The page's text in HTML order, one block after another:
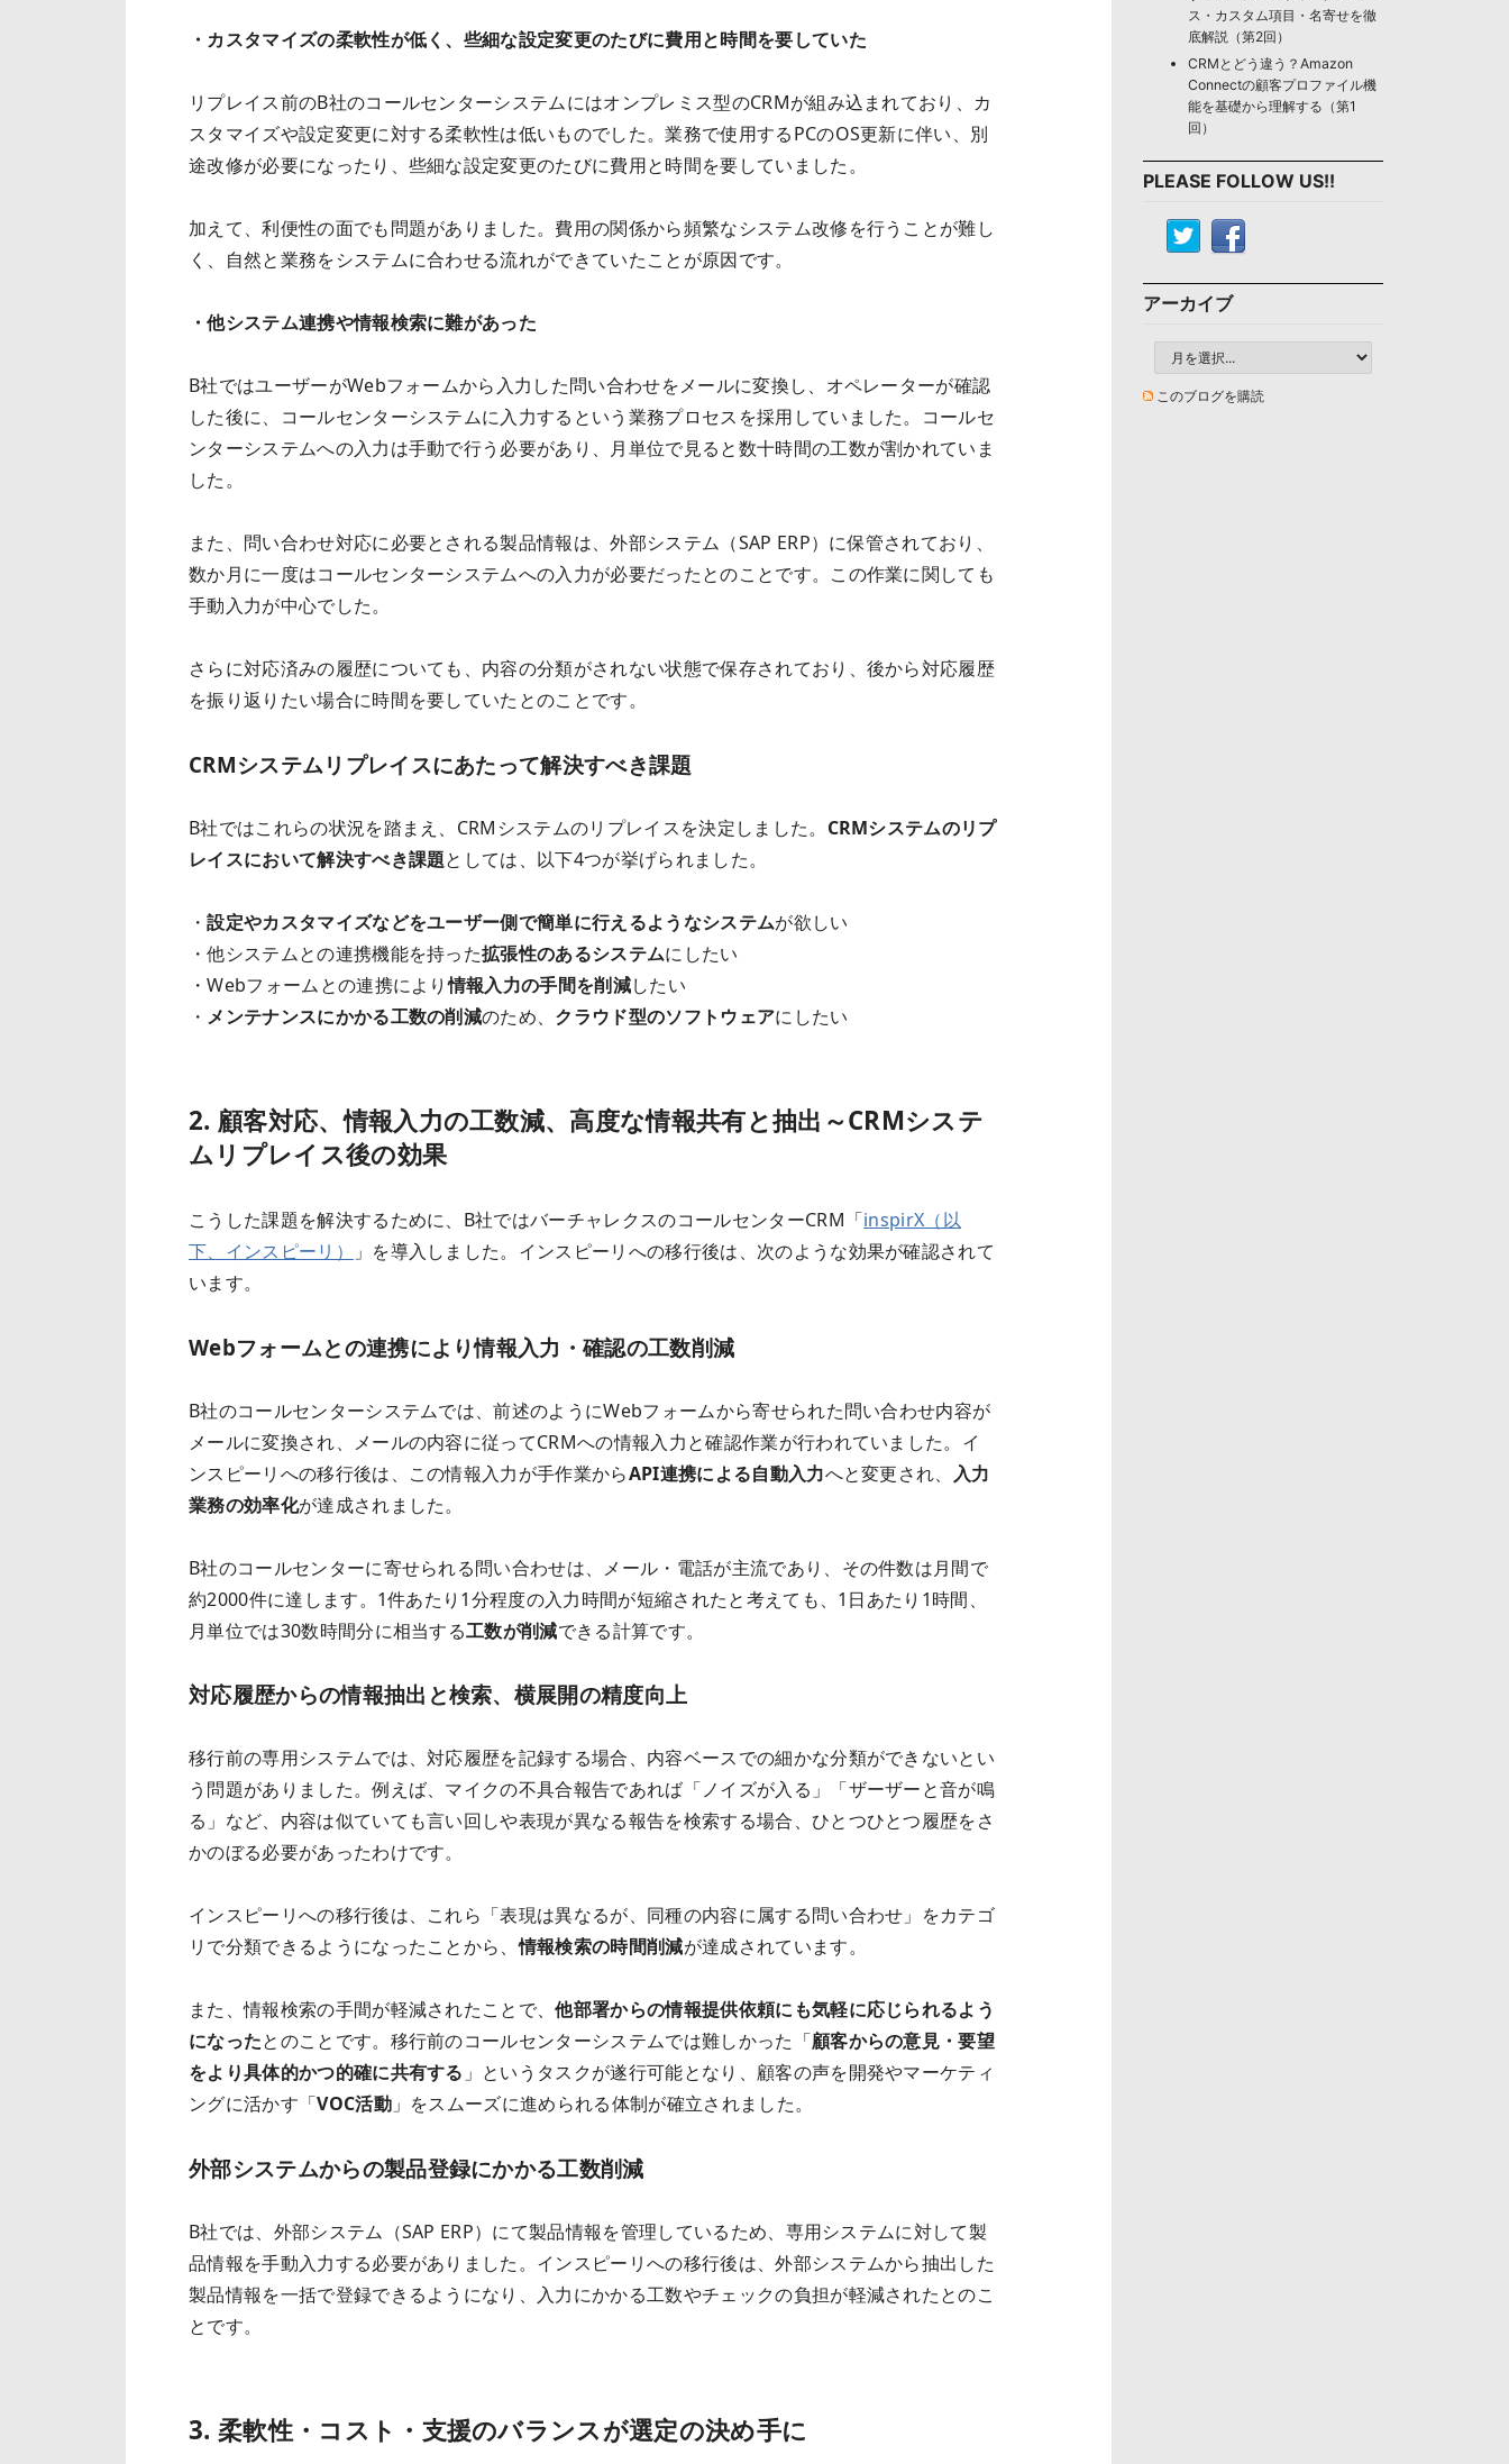
・カスタマイズの柔軟性が低く、些細な設定変更のたびに費用と時間を要していた
リプレイス前のB社のコールセンターシステムにはオンプレミス型のCRMが組み込まれており、カ
スタマイズや設定変更に対する柔軟性は低いものでした。業務で使用するPCのOS更新に伴い、別
途改修が必要になったり、些細な設定変更のたびに費用と時間を要していました。
加えて、利便性の面でも問題がありました。費用の関係から頻繁なシステム改修を行うことが難し
く、自然と業務をシステムに合わせる流れができていたことが原因です。
・他システム連携や情報検索に難があった
B社ではユーザーがWebフォームから入力した問い合わせをメールに変換し、オペレーターが確認
した後に、コールセンターシステムに入力するという業務プロセスを採用していました。コールセ
ンターシステムへの入力は手動で行う必要があり、月単位で見ると数十時間の工数が割かれていま
した。
また、問い合わせ対応に必要とされる製品情報は、外部システム（SAP ERP）に保管されており、
数か月に一度はコールセンターシステムへの入力が必要だったとのことです。この作業に関しても
手動入力が中心でした。
さらに対応済みの履歴についても、内容の分類がされない状態で保存されており、後から対応履歴
を振り返りたい場合に時間を要していたとのことです。
CRMシステムリプレイスにあたって解決すべき課題
B社ではこれらの状況を踏まえ、CRMシステムのリプレイスを決定しました。 CRMシステムのリプ
レイスにおいて解決すべき課題としては、以下4つが挙げられました。
・設定やカスタマイズなどをユーザー側で簡単に行えるようなシステムが欲しい
・他システムとの連携機能を持った拡張性のあるシステムにしたい
・Webフォームとの連携により情報入力の手間を削減したい
・ メンテナンスにかかる工数の削減のため、 クラウド型のソフトウェアにしたい
2. 顧客対応、情報入力の工数減、高度な情報共有と抽出～CRMシステ
ムリプレイス後の効果
こうした課題を解決するために、B社ではバーチャレクスのコールセンターCRM「inspirX（以
下、インスピーリ）
」を導入しました。インスピーリへの移行後は、次のような効果が確認されて
います。
Webフォームとの連携により情報入力・確認の工数削減
B社のコールセンターシステムでは、前述のようにWebフォームから寄せられた問い合わせ内容が
メールに変換され、メールの内容に従ってCRMへの情報入力と確認作業が行われていました。イ
ンスピーリへの移行後は、この情報入力が手作業からAPI連携による自動入力へと変更され、
入力
業務の効率化が達成されました。
B社のコールセンターに寄せられる問い合わせは、メール・電話が主流であり、その件数は月間で
約2000件に達します。1件あたり1分程度の入力時間が短縮されたと考えても、1日あたり1時間、
月単位では30数時間分に相当する工数が削減できる計算です。
対応履歴からの情報抽出と検索、横展開の精度向上
移行前の専用システムでは、対応履歴を記録する場合、内容ベースでの細かな分類ができないとい
う問題がありました。例えば、マイクの不具合報告であれば「ノイズが入る」「ザーザーと音が鳴
る」など、内容は似ていても言い回しや表現が異なる報告を検索する場合、ひとつひとつ履歴をさ
かのぼる必要があったわけです。
インスピーリへの移行後は、これら「表現は異なるが、同種の内容に属する問い合わせ」をカテゴ
リで分類できるようになったことから、情報検索の時間削減が達成されています。
また、情報検索の手間が軽減されたことで、他部署からの情報提供依頼にも気軽に応じられるよう
になったとのことです。移行前のコールセンターシステムでは難しかった「顧客からの意見・要望
をより具体的かつ的確に共有する」というタスクが遂行可能となり、顧客の声を開発やマーケティ
ングに活かす「VOC活動」をスムーズに進められる体制が確立されました。
外部システムからの製品登録にかかる工数削減
B社では、外部システム（SAP ERP）にて製品情報を管理しているため、専用システムに対して製
品情報を手動入力する必要がありました。インスピーリへの移行後は、外部システムから抽出した
製品情報を一括で登録できるようになり、入力にかかる工数やチェックの負担が軽減されたとのこ
とです。
3. 柔軟性・コスト・支援のバランスが選定の決め手に
ス・カスタム項目・名寄せを徹
底解説（第2回）
CRMとどう違う？Amazon
Connectの顧客プロファイル機
能を基礎から理解する（第1
回）
PLEASE FOLLOW US!!
アーカイブ
このブログを購読